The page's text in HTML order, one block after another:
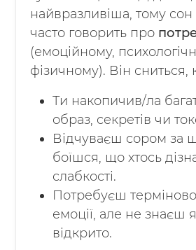
найвразливіша, тому
часто говорить про
(емоційному,
фізичному). Він сниться,
Ти накопичив/ла
образ, секретів чи
Відчуваєш сором за
боїшся, що хтось
слабкості.
Потребуєш терміново
емоції, але не знаєш
відкрито.